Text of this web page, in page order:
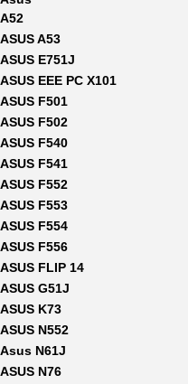
A52
ASUS A53
ASUS E751J
ASUS EEE PC X101
ASUS F501
ASUS F502
ASUS F540
ASUS F541
ASUS F552
ASUS F553
ASUS F554
ASUS F556
ASUS FLIP 14
ASUS G51J
ASUS K73
ASUS N552
Asus N61J
ASUS N76